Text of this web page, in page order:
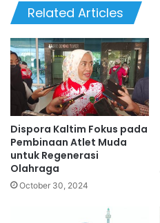
Related Articles
Dispora Kaltim Fokus pada
Pembinaan Atlet Muda
untuk Regenerasi
Olahraga
October 30, 2024